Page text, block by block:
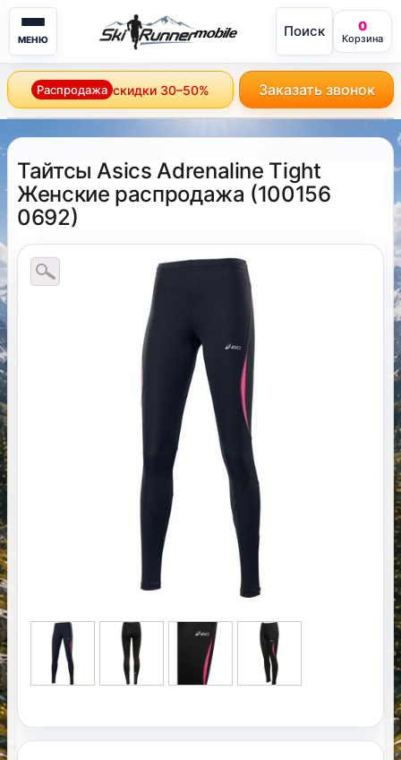
МЕНЮ mobile Поиск 0
Корзина
Распродажа скидки 30–50% Заказать звонок
Тайтсы Asics Adrenaline Tight
Женские распродажа (100156
0692)